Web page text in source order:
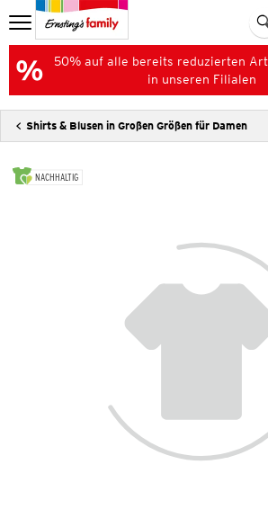
50% auf alle bereits reduzierten
in unseren Filialen
Shirts & Blusen in Großen Größen für Damen
NACHHALTIG